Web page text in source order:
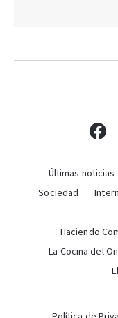
Últimas noticias
Sociedad
Haciendo
La Cocina del